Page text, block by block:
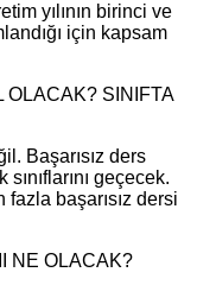
yılının birinci ve
için kapsam
OLACAK? SINIFTA
Başarısız ders
geçecek.
fazla başarısız dersi
NE OLACAK?